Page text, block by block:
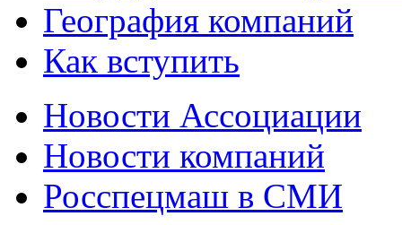
География компаний
Как вступить
Новости Ассоциации
Новости компаний
Росспецмаш в СМИ